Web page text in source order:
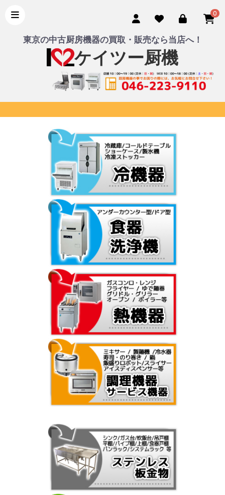
0
東京の中古厨房機器の買取・販売なら当店へ！
ケイツー厨機